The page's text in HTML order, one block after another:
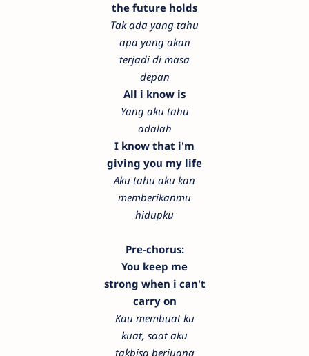
the future holds
Tak ada yang tahu
apa yang akan
terjadi di masa
depan
All i know is
Yang aku tahu
adalah
I know that i'm
giving you my life
Aku tahu aku kan
memberikanmu
hidupku
Pre-chorus:
You keep me
strong when i can't
carry on
Kau membuat ku
kuat, saat aku
takbisa berjuang